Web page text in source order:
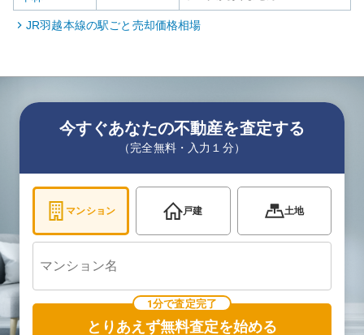
JR羽越本線の駅ごと売却価格相場
今すぐあなたの不動産を査定する
（完全無料・入力１分）
マンション 戸建 土地
1分で査定完了
とりあえず無料査定を始める